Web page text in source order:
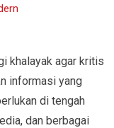
khalayak agar kritis
informasi yang
di tengah
dan berbagai